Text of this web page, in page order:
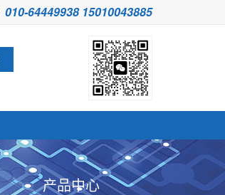
010-64449938 15010043885
产品中心